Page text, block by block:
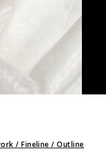
/ Fineline / Outline